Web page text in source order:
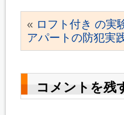
« ロフト付き の実
アパートの防犯実
コメントを残